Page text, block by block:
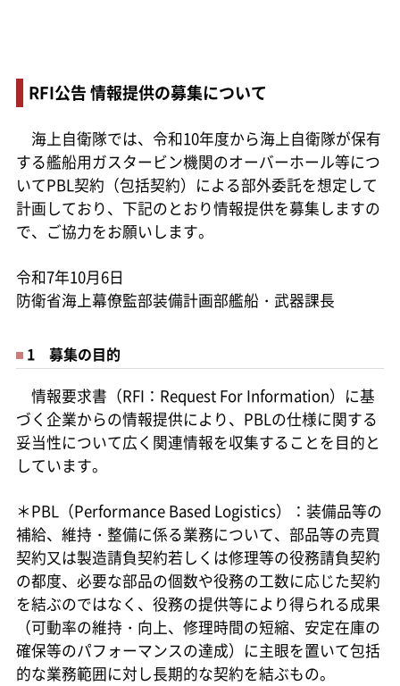
RFI公告 情報提供の募集について
海上自衛隊では、令和10年度から海上自衛隊が保有
する艦船用ガスタービン機関のオーバーホール等につ
いてPBL契約（包括契約）による部外委託を想定して
計画しており、下記のとおり情報提供を募集しますの
で、ご協力をお願いします。
令和7年10月6日
防衛省海上幕僚監部装備計画部艦船・武器課長
1 募集の目的
情報要求書（RFI：Request For Information）に基
づく企業からの情報提供により、PBLの仕様に関する
妥当性について広く関連情報を収集することを目的と
しています。
＊PBL（Performance Based Logistics）：装備品等の
補給、維持・整備に係る業務について、部品等の売買
契約又は製造請負契約若しくは修理等の役務請負契約
の都度、必要な部品の個数や役務の工数に応じた契約
を結ぶのではなく、役務の提供等により得られる成果
（可動率の維持・向上、修理時間の短縮、安定在庫の
確保等のパフォーマンスの達成）に主眼を置いて包括
的な業務範囲に対し長期的な契約を結ぶもの。